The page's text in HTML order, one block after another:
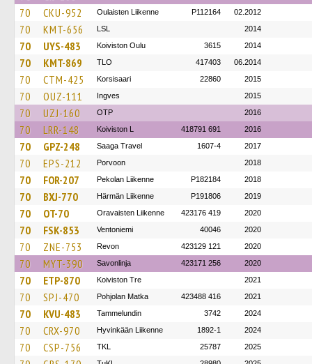
70 CKU-952 Oulaisten Liikenne P112164 02.2012
70 KMT-656 LSL 2014
70 UYS-483 Koiviston Oulu 3615 2014
70 KMT-869 TLO 417403 06.2014
70 CTM-425 Korsisaari 22860 2015
70 OUZ-111 Ingves 2015
70 UZJ-160 OTP 2016
70 LRR-148 Koiviston L 418791 691 2016
70 GPZ-248 Saaga Travel 1607-4 2017
70 EPS-212 Porvoon 2018
70 FOR-207 Pekolan Liikenne P182184 2018
70 BXJ-770 Härmän Liikenne P191806 2019
70 OT-70 Oravaisten Liikenne 423176 419 2020
70 FSK-853 Ventoniemi 40046 2020
70 ZNE-753 Revon 423129 121 2020
70 MYT-390 Savonlinja 423171 256 2020
70 ETP-870 Koiviston Tre 2021
70 SPJ-470 Pohjolan Matka 423488 416 2021
70 KVU-483 Tammelundin 3742 2024
70 CRX-970 Hyvinkään Liikenne 1892-1 2024
70 CSP-756 TKL 25787 2025